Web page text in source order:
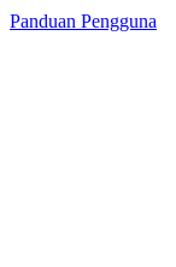
Panduan Pengguna